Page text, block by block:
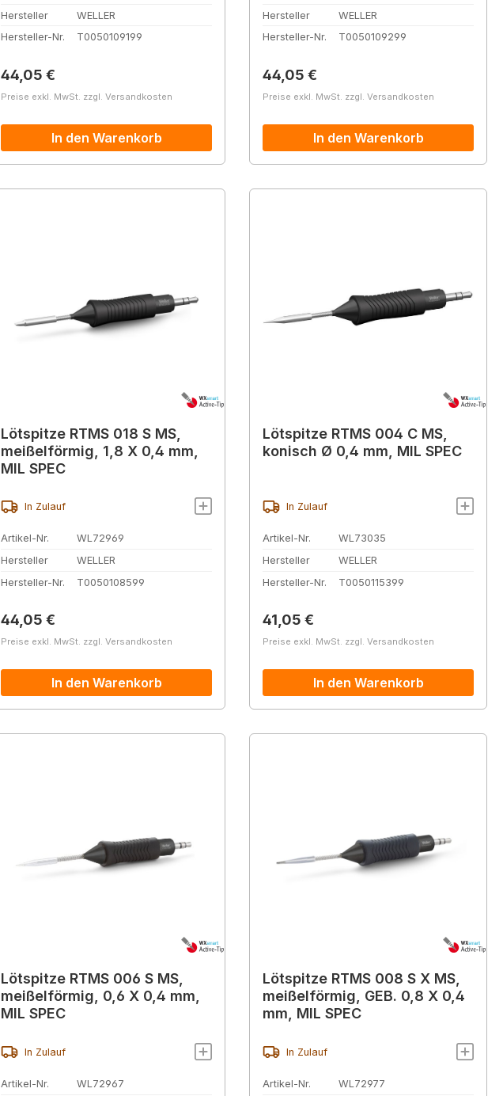
Hersteller
WELLER
Hersteller-Nr.
T0050109199
Regulärer Preis:
44,05 €
Preise exkl. MwSt. zzgl. Versandkosten
In den Warenkorb
Hersteller
WELLER
Hersteller-Nr.
T0050109299
Regulärer Preis:
44,05 €
Preise exkl. MwSt. zzgl. Versandkosten
In den Warenkorb
Lötspitze RTMS 018 S MS,
meißelförmig, 1,8 X 0,4 mm,
MIL SPEC
In Zulauf
Artikel-Nr.
WL72969
Hersteller
WELLER
Hersteller-Nr.
T0050108599
Regulärer Preis:
44,05 €
Preise exkl. MwSt. zzgl. Versandkosten
In den Warenkorb
Lötspitze RTMS 004 C MS,
konisch Ø 0,4 mm, MIL SPEC
In Zulauf
Artikel-Nr.
WL73035
Hersteller
WELLER
Hersteller-Nr.
T0050115399
Regulärer Preis:
41,05 €
Preise exkl. MwSt. zzgl. Versandkosten
In den Warenkorb
Lötspitze RTMS 006 S MS,
meißelförmig, 0,6 X 0,4 mm,
MIL SPEC
In Zulauf
Artikel-Nr. WL72967
Lötspitze RTMS 008 S X MS,
meißelförmig, GEB. 0,8 X 0,4
mm, MIL SPEC
In Zulauf
Artikel-Nr. WL72977